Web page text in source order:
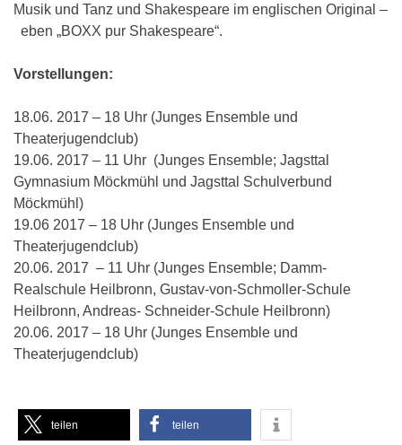
Musik und Tanz und Shakespeare im englischen Original –
eben „BOXX pur Shakespeare“.
Vorstellungen:
18.06. 2017 – 18 Uhr (Junges Ensemble und
Theaterjugendclub)
19.06. 2017 – 11 Uhr (Junges Ensemble; Jagsttal
Gymnasium Möckmühl und Jagsttal Schulverbund
Möckmühl)
19.06 2017 – 18 Uhr (Junges Ensemble und
Theaterjugendclub)
20.06. 2017 – 11 Uhr (Junges Ensemble; Damm-
Realschule Heilbronn, Gustav-von-Schmoller-Schule
Heilbronn, Andreas- Schneider-Schule Heilbronn)
20.06. 2017 – 18 Uhr (Junges Ensemble und
Theaterjugendclub)
teilen teilen